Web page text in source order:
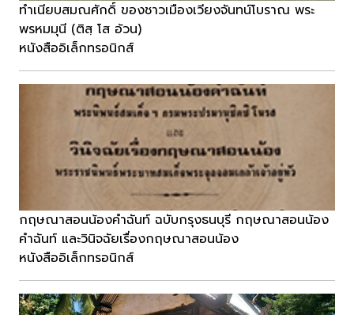
ทำเนียบสมณศักดิ์ ของชาวเมืองเวียงจันทน์โบราณ พระ
พรหมมุนี (ติสฺ โส อ้วน)
หนังสืออิเล็กทรอนิกส์
กฤษณาสอนน้องคำฉันท์ ฉบับกรุงธนบุรี กฤษณาสอนน้อง
คำฉันท์ และวินิจฉัยเรื่องกฤษณาสอนน้อง
หนังสืออิเล็กทรอนิกส์